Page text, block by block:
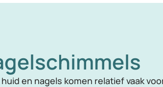
en nagels komen relatief vaak